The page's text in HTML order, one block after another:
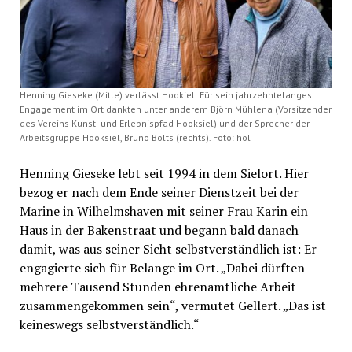
Henning Gieseke (Mitte) verlässt Hookiel: Für sein jahrzehntelanges
Engagement im Ort dankten unter anderem Björn Mühlena (Vorsitzender
des Vereins Kunst- und Erlebnispfad Hooksiel) und der Sprecher der
Arbeitsgruppe Hooksiel, Bruno Bölts (rechts). Foto: hol
Henning Gieseke lebt seit 1994 in dem Sielort. Hier
bezog er nach dem Ende seiner Dienstzeit bei der
Marine in Wilhelmshaven mit seiner Frau Karin ein
Haus in der Bakenstraat und begann bald danach
damit, was aus seiner Sicht selbstverständlich ist: Er
engagierte sich für Belange im Ort. „Dabei dürften
mehrere Tausend Stunden ehrenamtliche Arbeit
zusammengekommen sein“, vermutet Gellert. „Das ist
keineswegs selbstverständlich.“